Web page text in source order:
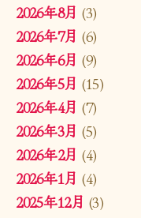
2026年8月 (3)
2026年7月 (6)
2026年6月 (9)
2026年5月 (15)
2026年4月 (7)
2026年3月 (5)
2026年2月 (4)
2026年1月 (4)
2025年12月 (3)